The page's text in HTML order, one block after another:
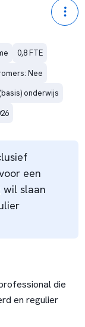
0,8 FTE
Nee
onderwijs
een
wil slaan
die
en regulier